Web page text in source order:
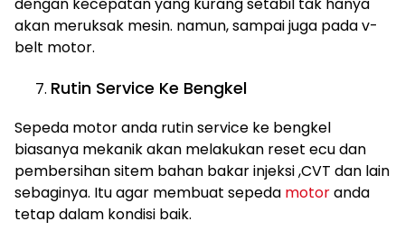
akan meruksak mesin. namun, sampai juga pada v-
belt motor.
Rutin Service Ke Bengkel
Sepeda motor anda rutin service ke bengkel
biasanya mekanik akan melakukan reset ecu dan
pembersihan sitem bahan bakar injeksi ,CVT dan lain
sebaginya. Itu agar membuat sepeda motoranda
tetap dalam kondisi baik.